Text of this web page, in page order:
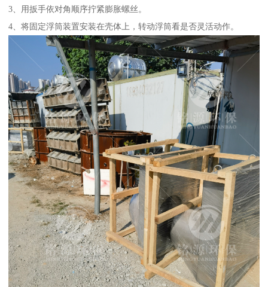
3、用扳手依对角顺序拧紧膨胀螺丝。
4、将固定浮筒装置安装在壳体上，转动浮筒看是否灵活动作。